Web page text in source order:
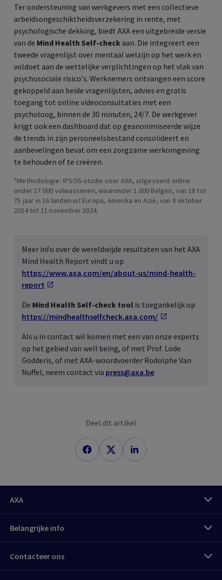
Meld u aan
Ter ondersteuning van werkgevers met een collectieve
arbeidsongeschiktheidsverzekering in rente, met
psychologische dekking, biedt AXA een uitgebreide versie
van de Mind Health Self-checkaan. Die integreert een
tweede vragenlijst over mentaal welzijn op het werk en
voldoet aan de wettelijke verplichtingen op het vlak van
psychosociale risico's. Werknemers ontvangen een score
gekoppeld aan beide vragenlijsten, advies en gratis
toegang tot online videoconsultaties met een
psycholoog, binnen de 30 minuten, 24/7. De werkgever
krijgt ook een dashboard dat op geanonimiseerde wijze
de trends in zijn personeelsbestand consolideert en
aanbevelingen bevat om een zorgzame werkomgeving
te behouden of te creëren.
*Methodologie: IPSOS-studie voor AXA, uitgevoerd online
onder 17.000 volwassenen, waaronder 1.000 Belgen, van 18 tot
75 jaar in 16 landen uit Europa, Amerika en Azië, van 8 oktober
2024 tot 11 november 2024.
Meer info over de wereldwijde resultaten van het AXA
Mind Health Report vindt u op
https://www.axa.com/en/about-us/mind-health-
report
De Mind Health Self-check tool is toegankelijk op
https://mindhealthselfcheck.axa.com/
Als u in contact wil komen met een van onze experts
op het gebied van well being, of met Prof. Lode
Godderis, of met AXA-woordvoerder Rodolphe Van
Nuffel, neem contact via press@axa.be
Deel dit artikel
AXA
Belangrijke info
Contacteer ons